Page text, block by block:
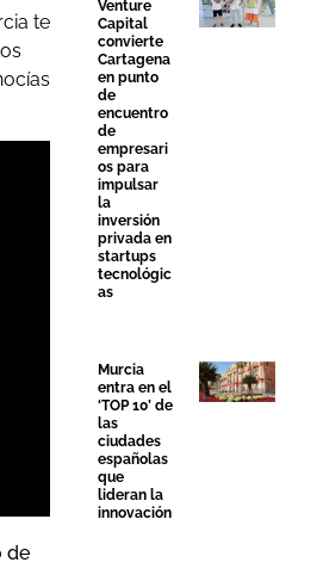
te
de
Venture
Capital
convierte
Cartagena
en punto
de
encuentro
de
empresari
os para
impulsar
la
inversión
privada en
startups
tecnológic
as
Murcia
entra en el
‘TOP 10’ de
las
ciudades
españolas
que
lideran la
innovación